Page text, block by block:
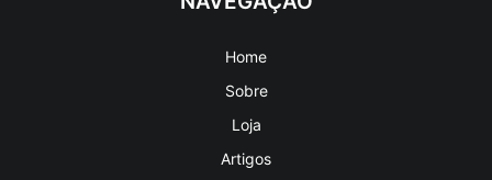
Sobre
Loja
Artigos
Entre em Contato